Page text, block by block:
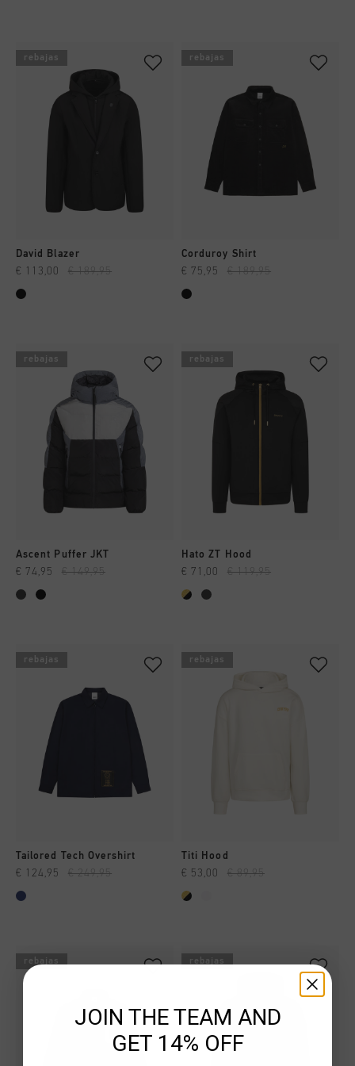
rebajas
David Blazer
€ 113,00 € 189,95
rebajas
Corduroy Shirt
€ 75,95 € 189,95
rebajas
Ascent Puffer JKT
€ 74,95 € 149,95
rebajas
Hato ZT Hood
€ 71,00 € 119,95
rebajas
Tailored Tech Overshirt
€ 124,95 € 249,95
rebajas
Titi Hood
€ 53,00 € 89,95
rebajas rebajas
JOIN THE TEAM AND
GET 14% OFF